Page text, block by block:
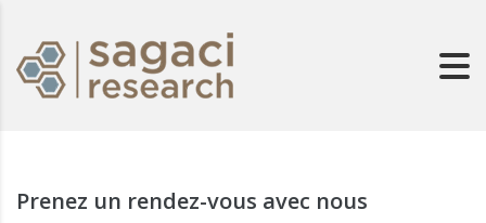
Prenez un rendez-vous avec nous